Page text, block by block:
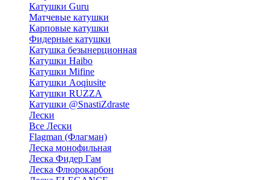
Катушки Guru
Матчевые катушки
Карповые катушки
Фидерные катушки
Катушка безынерционная
Катушки Haibo
Катушки Mifine
Катушки Aoqiusite
Катушки RUZZA
Катушки @SnastiZdraste
Лески
Все Лески
Flagman (Флагман)
Леска монофильная
Леска Фидер Гам
Леска Флюрокарбон